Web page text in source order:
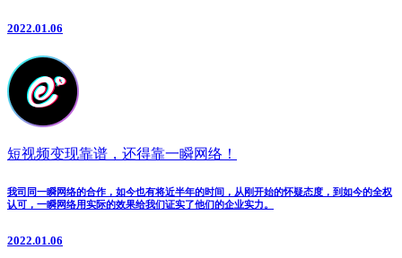
2022.01.06
短视频变现靠谱，还得靠一瞬网络！
我司同一瞬网络的合作，如今也有将近半年的时间，从刚开始的怀疑态度，到如今的全权
认可，一瞬网络用实际的效果给我们证实了他们的企业实力。
2022.01.06